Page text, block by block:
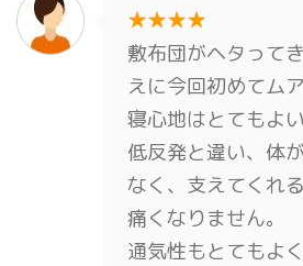
★★★★
敷布団がヘタって
えに今回初めてム
寝心地はとてもよい
低反発と違い、体
なく、支えてくれ
痛くなりません。
通気性もとてもよ